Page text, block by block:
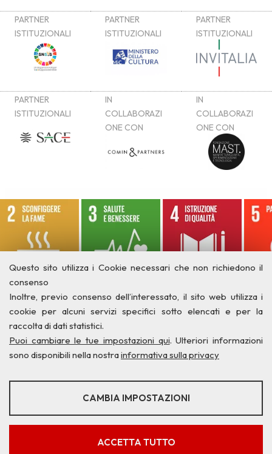
Questo sito utilizza i Cookie necessari che non richiedono il
consenso
Inoltre, previo consenso dell’interessato, il sito web utilizza i
cookie per alcuni servizi specifici sotto elencati e per la
raccolta di dati statistici.
Puoi cambiare le tue impostazioni qui. Ulteriori informazioni
sono disponibili nella nostrainformativa sulla privacy
STATISTICHE
Mostra maggiori informazioni
CAMBIA IMPOSTAZIONI
ACCETTA TUTTO